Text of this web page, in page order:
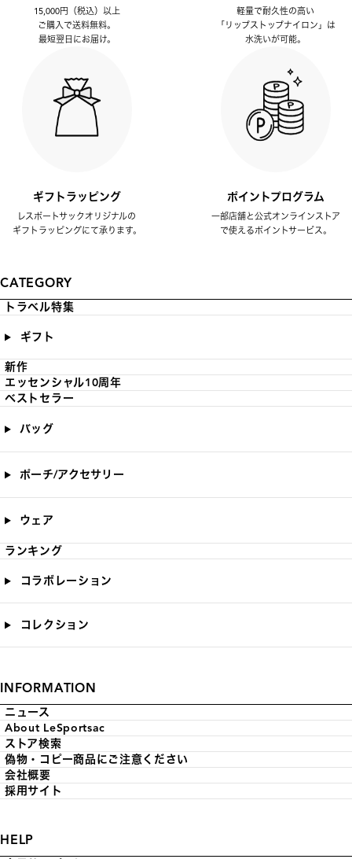
15,000円（税込）以上
ご購入で送料無料。
最短翌日にお届け。
軽量で耐久性の高い
「リップストップナイロン」は
水洗いが可能。
ギフトラッピング
レスポートサックオリジナルの
ギフトラッピングにて承ります。
ポイントプログラム
一部店舗と公式オンラインストア
で使えるポイントサービス。
CATEGORY
トラベル特集
ギフト
新作
エッセンシャル10周年
ベストセラー
バッグ
ポーチ/アクセサリー
ウェア
ランキング
コラボレーション
コレクション
INFORMATION
ニュース
About LeSportsac
ストア検索
偽物・コピー商品にご注意ください
会社概要
採用サイト
HELP